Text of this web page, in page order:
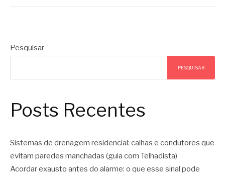
Pesquisar
PESQUISAR
Posts Recentes
Sistemas de drenagem residencial: calhas e condutores que
evitam paredes manchadas (guia com Telhadista)
Acordar exausto antes do alarme: o que esse sinal pode